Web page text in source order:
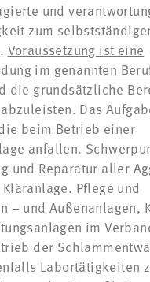
und
zum
Voraussetzung ist eine
im genannten
die grundsätzliche
Das
beim Betrieb einer
anfallen.
und Reparatur aller
Pflege und
– und Außenanlagen,
im
der
Labortätigkeiten